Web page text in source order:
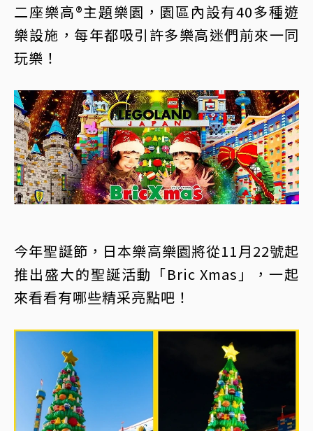
二座樂高®主題樂園，園區內設有40多種遊
樂設施，每年都吸引許多樂高迷們前來一同
玩樂！
今年聖誕節，日本樂高樂園將從11月22號起
推出盛大的聖誕活動「Bric Xmas」，一起
來看看有哪些精采亮點吧！